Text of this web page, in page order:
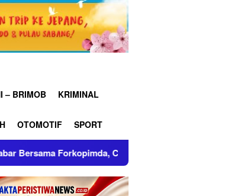
– BRIMOB KRIMINAL
OTOMOTIF SPORT
Ciptakan Situasi Kamtibmas Tetap Kondusif di